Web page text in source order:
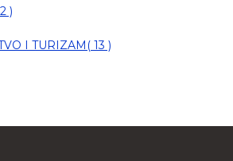
)
I TURIZAM( 13 )